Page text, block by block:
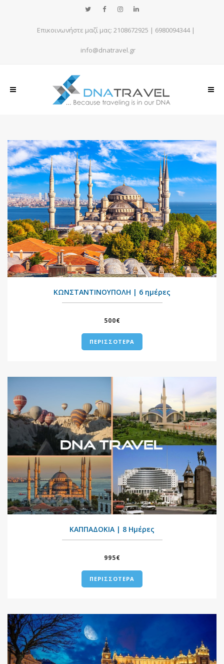
Επικοινωνήστε μαζί μας: 2108672925 | 6980094344|
info@dnatravel.gr
+
ΚΩΝΣΤΑΝΤΙΝΟΥΠΟΛΗ | 6 ημέρες
500€
ΠΕΡΙΣΣΟΤΕΡΑ
+
ΚΑΠΠΑΔΟΚΙΑ | 8 Ημέρες
995€
ΠΕΡΙΣΣΟΤΕΡΑ